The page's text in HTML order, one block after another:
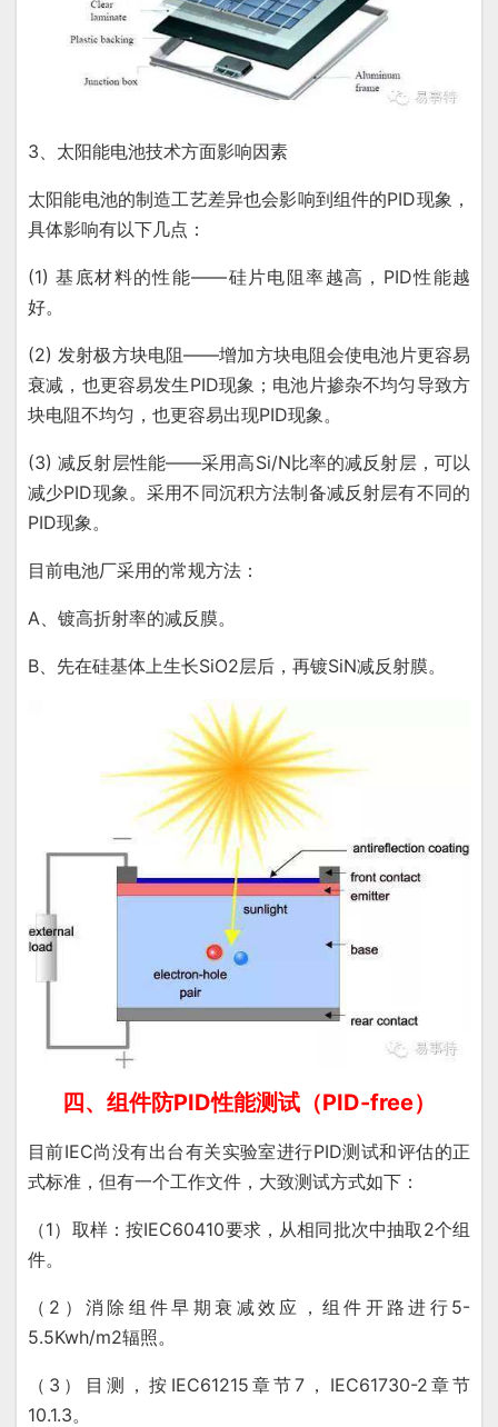
3、太阳能电池技术方面影响因素
太阳能电池的制造工艺差异也会影响到组件的PID现象，
具体影响有以下几点：
(1) 基底材料的性能——硅片电阻率越高，PID性能越
好。
(2) 发射极方块电阻——增加方块电阻会使电池片更容易
衰减，也更容易发生PID现象；电池片掺杂不均匀导致方
块电阻不均匀，也更容易出现PID现象。
(3) 减反射层性能——采用高Si/N比率的减反射层，可以
减少PID现象。采用不同沉积方法制备减反射层有不同的
PID现象。
目前电池厂采用的常规方法：
A、镀高折射率的减反膜。
B、先在硅基体上生长SiO2层后，再镀SiN减反射膜。
四、组件防PID性能测试（PID-free）
目前IEC尚没有出台有关实验室进行PID测试和评估的正
式标准，但有一个工作文件，大致测试方式如下：
（1）取样：按IEC60410要求，从相同批次中抽取2个组
件。
（2）消除组件早期衰减效应，组件开路进行5-
5.5Kwh/m2辐照。
（3）目测，按IEC61215章节7，IEC61730-2章节
10.1.3。